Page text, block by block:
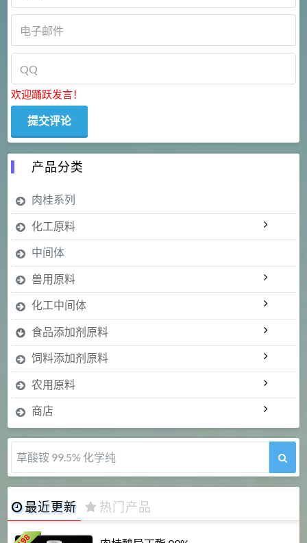
欢迎踊跃发言！
产品分类
肉桂系列
化工原料
中间体
兽用原料
化工中间体
食品添加剂原料
饲料添加剂原料
农用原料
商店
5-甲氧基吲哚 98%
最近更新 热门产品